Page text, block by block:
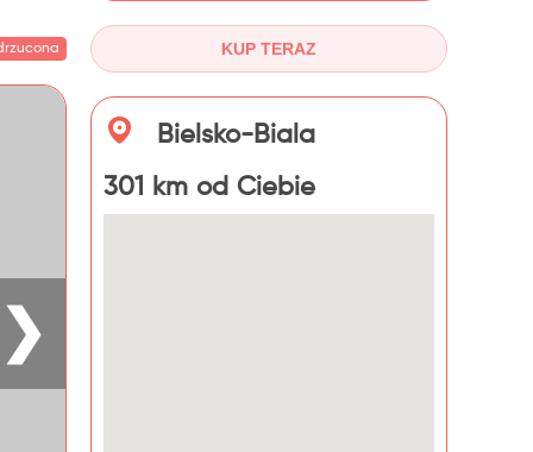
❯
KUP TERAZ
Bielsko-Biala
301 km od Ciebie